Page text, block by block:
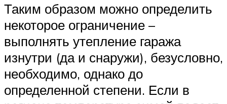
Таким образом можно определить
некоторое ограничение –
выполнять утепление гаража
изнутри (да и снаружи), безусловно,
необходимо, однако до
определенной степени. Если в